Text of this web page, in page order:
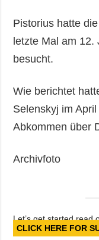
Pistorius hatte
letzte Mal am 12.
besucht.
Wie berichtet
Selenskyj im
Abkommen über
Archivfoto
Let’s get started read
CLICK HERE FOR